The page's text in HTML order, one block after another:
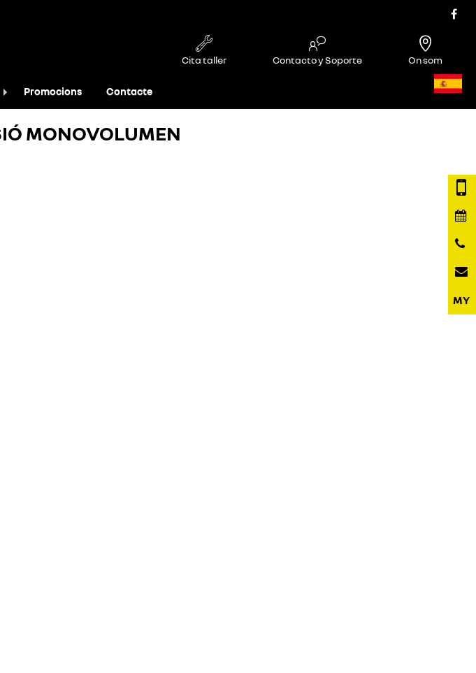
Cita taller Contacto y Soporte On som
Promocions Contacte
MONOVOLUMEN